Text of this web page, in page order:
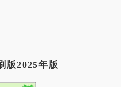
版2025年版